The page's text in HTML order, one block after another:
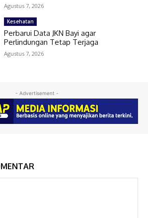
Agustus 7, 2026
Kesehatan
Perbarui Data JKN Bayi agar
Perlindungan Tetap Terjaga
Agustus 7, 2026
- Advertisement -